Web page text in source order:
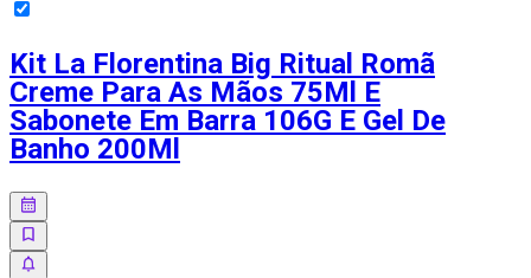
Kit La Florentina Big Ritual Romã
Creme Para As Mãos 75Ml E
Sabonete Em Barra 106G E Gel De
Banho 200Ml